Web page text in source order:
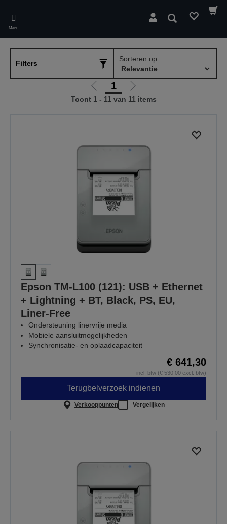
main
content
Menu
Zoeken
Filters
Sorteren op:
Ga
naar
1
Ga
naar
Toont 1 - 11 van 11 items
Epson TM-L100 (121): USB + Ethernet
+ Lightning + BT, Black, PS, EU,
Liner-Free
Ondersteuning linervrije media
Mobiele aansluitmogelijkheden
Synchronisatie- en oplaadcapaciteit
€ 641,30
incl. btw (€ 530,00 excl. btw)
Terugbelverzoek indienen
Verkooppunten Vergelijken